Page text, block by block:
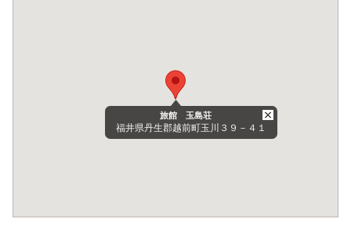
旅館 玉島荘
福井県丹生郡越前町玉川３９－４１